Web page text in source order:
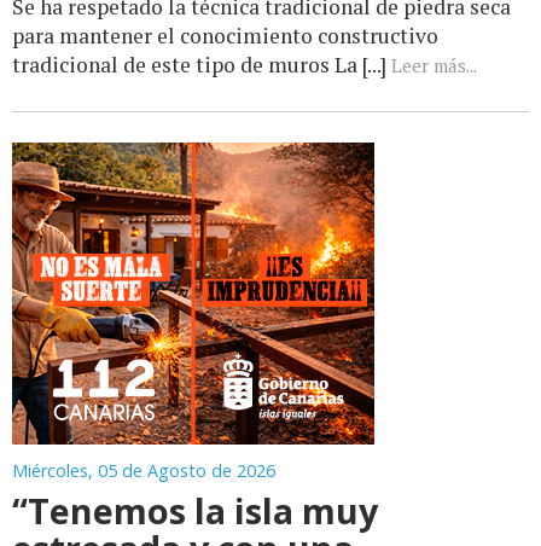
Se ha respetado la técnica tradicional de piedra seca
para mantener el conocimiento constructivo
tradicional de este tipo de muros La [...] Leer más...
Miércoles, 05 de Agosto de 2026
“Tenemos la isla muy